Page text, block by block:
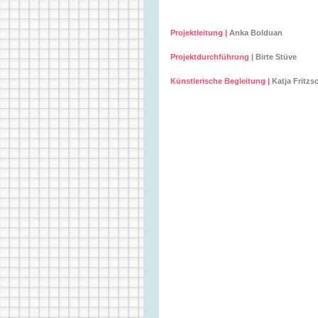
Projektleitung | Anka Bolduan
Projektdurchführung | Birte Stüve
Künstlerische Begleitung | Katja